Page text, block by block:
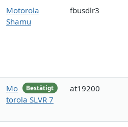
Motorola
Shamu
fbusdlr3
Bestätigt
Mo
torola SLVR 7
at19200